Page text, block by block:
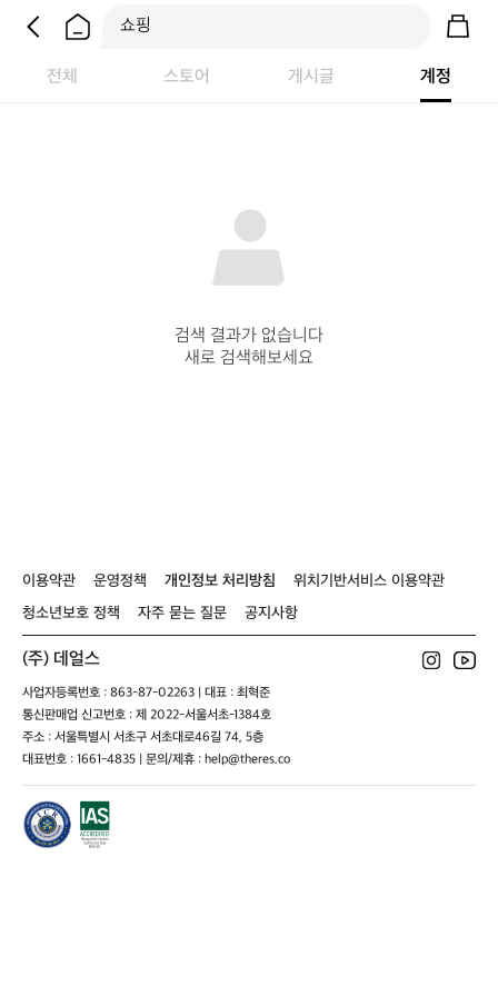
전체 스토어 게시글 계정
검색 결과가 없습니다
새로 검색해보세요
이용약관 운영정책 개인정보 처리방침
위치기반서비스 이용약관
청소년보호 정책
자주 묻는 질문 공지사항
(주) 데얼스
사업자등록번호 : 863-87-02263 | 대표 : 최혁준
통신판매업 신고번호 : 제 2022-서울서초-1384호
주소 : 서울특별시 서초구 서초대로46길 74, 5층
대표번호 : 1661-4835 | 문의/제휴 : help@theres.co